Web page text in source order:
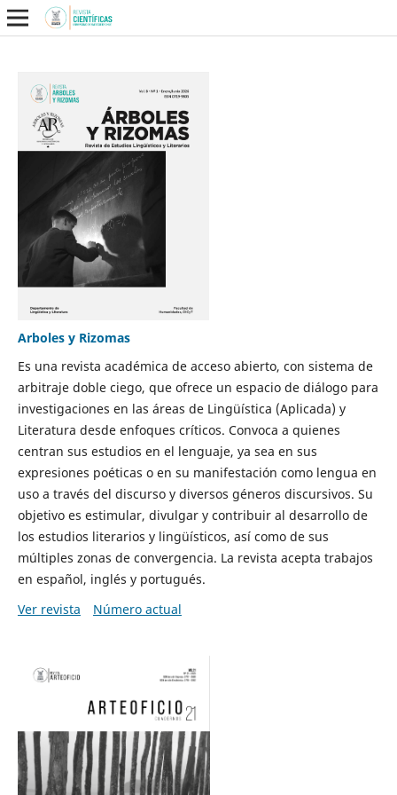
Arboles y Rizomas
Es una revista académica de acceso abierto, con sistema de
arbitraje doble ciego, que ofrece un espacio de diálogo para
investigaciones en las áreas de Lingüística (Aplicada) y
Literatura desde enfoques críticos. Convoca a quienes
centran sus estudios en el lenguaje, ya sea en sus
expresiones poéticas o en su manifestación como lengua en
uso a través del discurso y diversos géneros discursivos. Su
objetivo es estimular, divulgar y contribuir al desarrollo de
los estudios literarios y lingüísticos, así como de sus
múltiples zonas de convergencia. La revista acepta trabajos
en español, inglés y portugués.
Ver revista
Número actual